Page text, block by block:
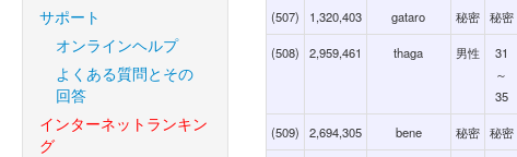
サポート
オンラインヘルプ
よくある質問とその
回答
インターネットランキン
グ
(507) 1,320,403 gataro 秘密 秘密
(508) 2,959,461 thaga 男性
31
～
35
(509) 2,694,305 bene 秘密 秘密